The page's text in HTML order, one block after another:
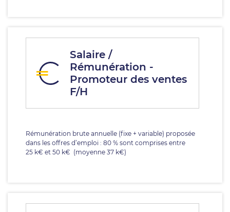
Salaire /
Rémunération -
Promoteur des ventes
F/H
Rémunération brute annuelle (fixe + variable) proposée
dans les offres d’emploi : 80 % sont comprises entre
25 k€ et 50 k€ (moyenne 37 k€)